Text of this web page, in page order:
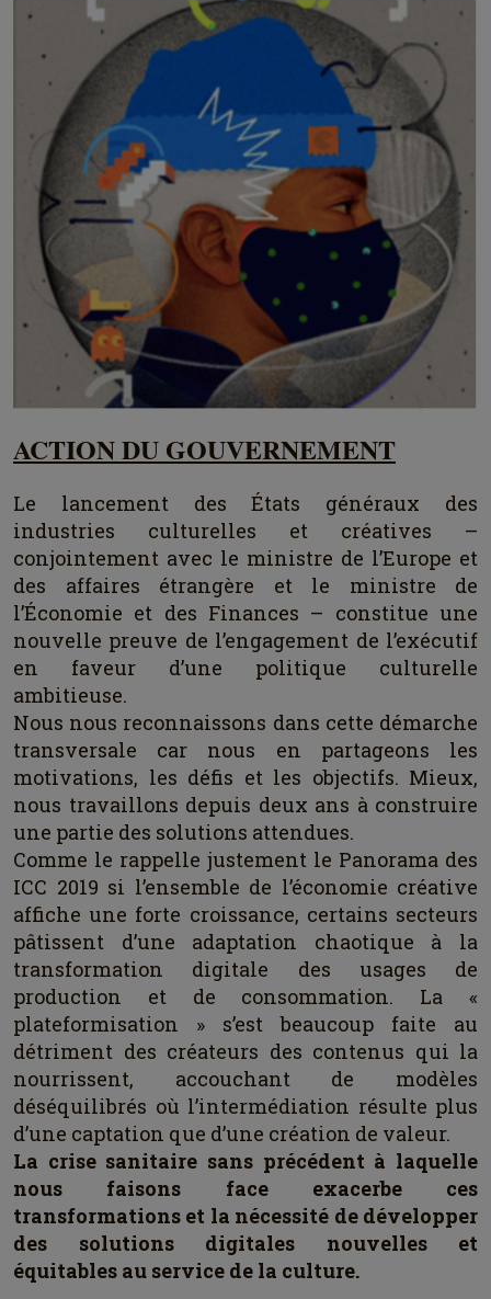
ACTION DU GOUVERNEMENT
Le lancement des États généraux des
industries culturelles et créatives –
conjointement avec le ministre de l’Europe et
des affaires étrangère et le ministre de
l’Économie et des Finances – constitue une
nouvelle preuve de l’engagement de l’exécutif
en faveur d’une politique culturelle
ambitieuse.
Nous nous reconnaissons dans cette démarche
transversale car nous en partageons les
motivations, les défis et les objectifs. Mieux,
nous travaillons depuis deux ans à construire
une partie des solutions attendues.
Comme le rappelle justement le Panorama des
ICC 2019 si l’ensemble de l’économie créative
affiche une forte croissance, certains secteurs
pâtissent d’une adaptation chaotique à la
transformation digitale des usages de
production et de consommation. La «
plateformisation » s’est beaucoup faite au
détriment des créateurs des contenus qui la
nourrissent, accouchant de modèles
déséquilibrés où l’intermédiation résulte plus
d’une captation que d’une création de valeur.
La crise sanitaire sans précédent à laquelle
nous faisons face exacerbe ces
transformations et la nécessité de développer
des solutions digitales nouvelles et
équitables au service de la culture.